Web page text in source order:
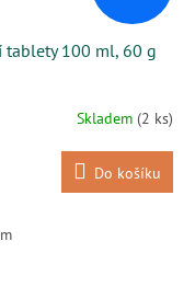
tablety 100 ml, 60 g
Skladem (2 ks)
Do košíku